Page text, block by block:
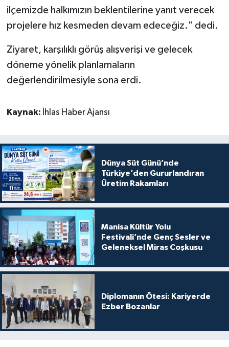
ilçemizde halkımızın beklentilerine yanıt verecek
projelere hız kesmeden devam edeceğiz." dedi.
Ziyaret, karşılıklı görüş alışverişi ve gelecek
döneme yönelik planlamaların
değerlendirilmesiyle sona erdi.
Kaynak: İhlas Haber Ajansı
Dünya Süt Günü’nde
Türkiye’den Gururlandıran
Üretim Rakamları
Manisa Kültür Yolu
Festivali’nde Genç Sesler ve
Geleneksel Miras Coşkusu
Diplomanın Ötesi: Kariyerde
Ezber Bozanlar